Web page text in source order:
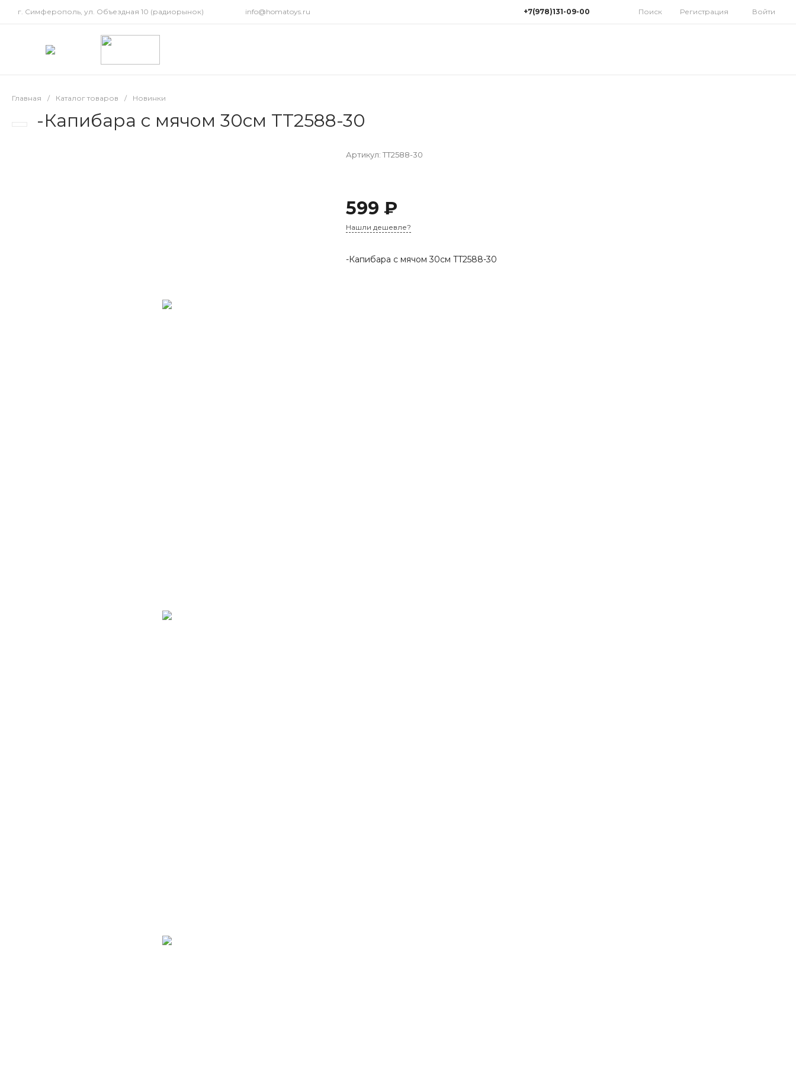
г. Симферополь, ул. Объездная 10 (радиорынок) info@homatoys.ru +7(978)131-09-00 Поиск Регистрация Войти
Главная / Каталог товаров / Новинки
-Капибара с мячом 30см TT2588-30
Артикул:TT2588-30
599 ₽
Нашли дешевле?
-Капибара с мячом 30см TT2588-30